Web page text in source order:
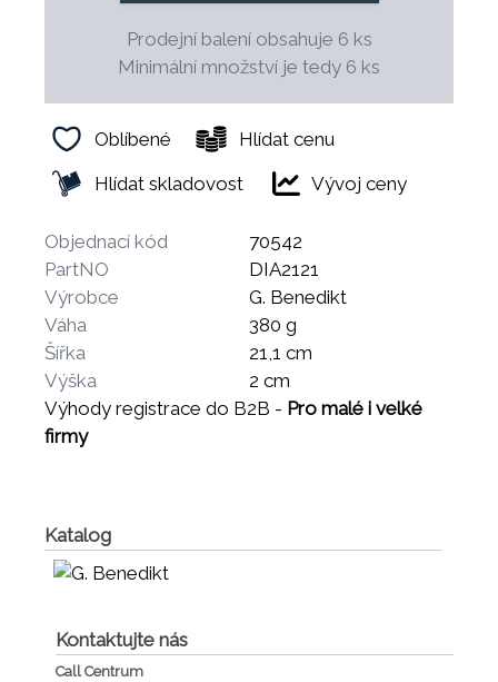
Prodejní balení obsahuje 6 ks
Minimální množství je tedy 6 ks
Oblíbené
Hlídat cenu
Hlídat skladovost
Vývoj ceny
Objednací kód
70542
PartNO
DIA2121
Výrobce
G. Benedikt
Váha
380 g
Šířka
21,1 cm
Výška
2 cm
Výhody registrace do B2B - Pro malé i velké
firmy
Katalog
Kontaktujte nás
Call Centrum